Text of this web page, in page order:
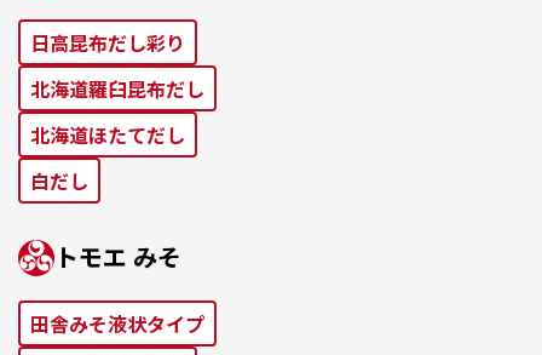
⽇⾼昆布だし彩り
北海道羅⾅昆布だし
北海道ほたてだし
⽩だし
トモエ みそ
田舎みそ液状タイプ